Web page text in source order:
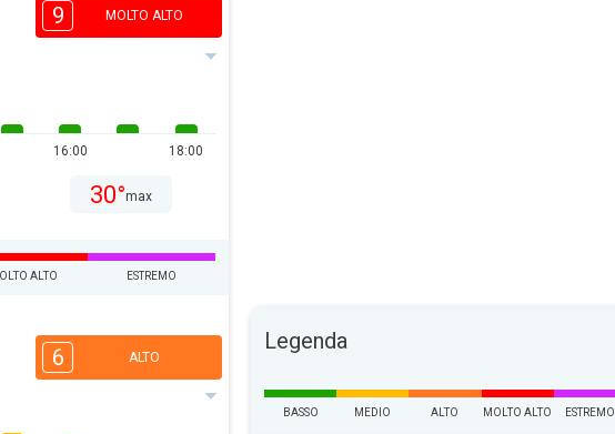
9 MOLTO ALTO
16:00 18:00
30°max
ALTO ESTREMO
6 ALTO
Legenda
BASSO MEDIO ALTO MOLTO ALTO ESTREMO